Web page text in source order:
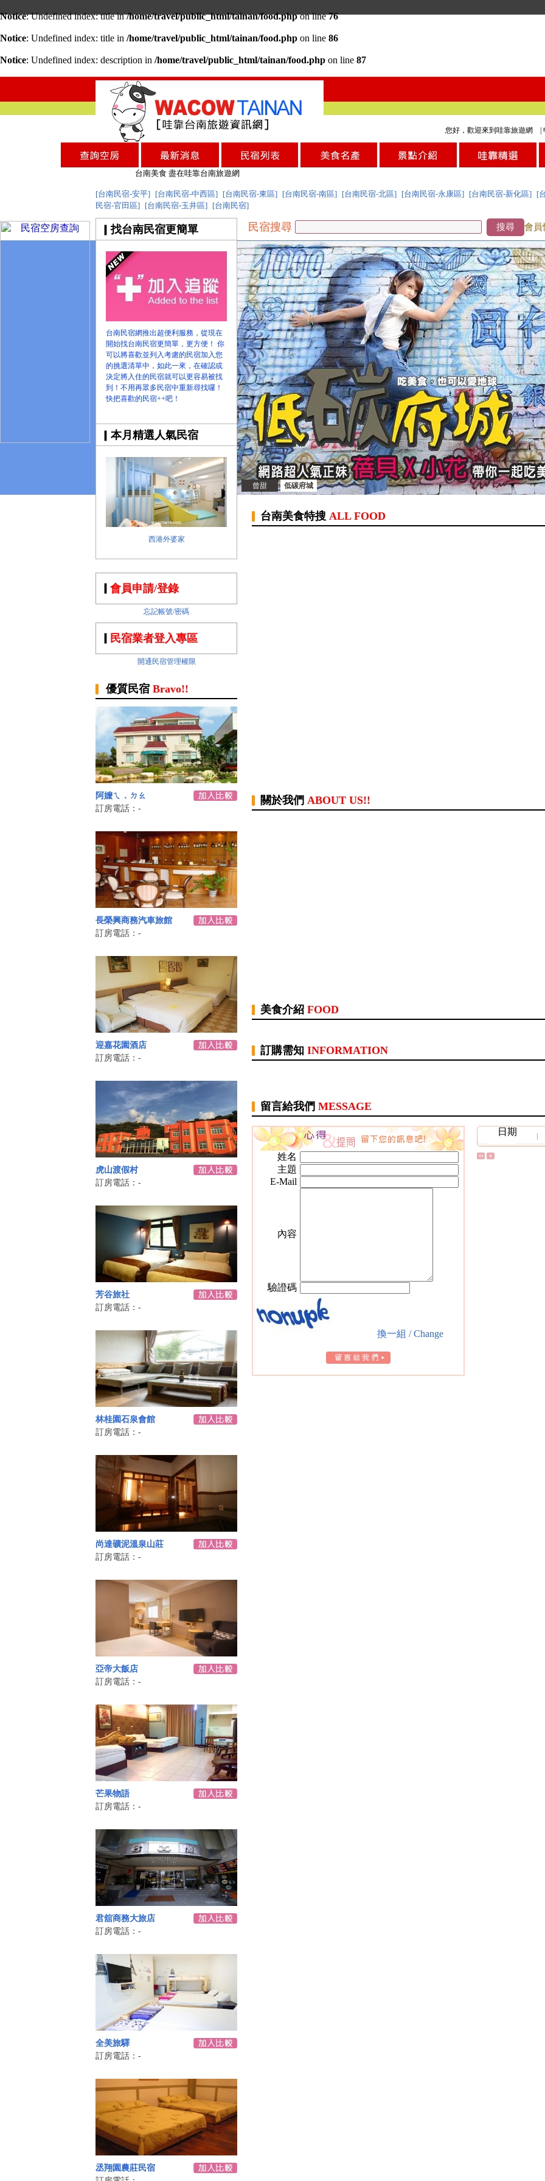
Notice: Undefined index: title in/home/travel/public_html/tainan/food.phpon line76
Notice: Undefined index: title in /home/travel/public_html/tainan/food.php on line 86
Notice: Undefined index: description in /home/travel/public_html/tainan/food.php on line 87
您好，歡迎來到哇靠旅遊網 |
台南民宿
台南美食 盡在哇靠台南旅遊網
找台南民宿 就到哇靠台南民宿旅遊資訊網
台南旅遊網全新登場!
台南民宿
台南美食 盡在哇靠台南旅遊網
找台南民宿 就到哇靠台南民宿旅遊資訊網
台南旅遊網全新登場!
[台南民宿-安平] [台南民宿-中西區] [台南民宿-東區] [台南民宿-南區] [台南民宿-北區] [台南民宿-永康區] [台南民宿-新化區] [
民宿-官田區] [台南民宿-玉井區] [台南民宿]
找台南民宿更簡單
台南民宿網推出超便利服務，從現在
開始找台南民宿更簡單，更方便！ 你
可以將喜歡並列入考慮的民宿加入您
的挑選清單中，如此一來，在確認或
決定將入住的民宿就可以更容易被找
到！不用再眾多民宿中重新尋找囉！
快把喜歡的民宿++吧！
本月精選人氣民宿
西港外婆家
曾甜 低碳府城
民宿搜尋 搜尋 會員
會員申請/登錄
忘記帳號/密碼
民宿業者登入專區
開通民宿管理權限
優質民宿 Bravo!!
阿嬤ㄟ．ㄉㄠ
訂房電話：-
長榮興商務汽車旅館
訂房電話：-
迎嘉花園酒店
訂房電話：-
虎山渡假村
訂房電話：-
芳谷旅社
訂房電話：-
林桂園石泉會館
訂房電話：-
尚達礦泥溫泉山莊
訂房電話：-
亞帝大飯店
訂房電話：-
芒果物語
訂房電話：-
君舘商務大旅店
訂房電話：-
全美旅驛
訂房電話：-
丞翔園農莊民宿
台南美食特搜 ALL FOOD
關於我們 ABOUT US!!
美食介紹 FOOD
訂購需知 INFORMATION
留言給我們 MESSAGE
姓名
主題
E-Mail
內容
驗證碼
換一組 / Change
日期